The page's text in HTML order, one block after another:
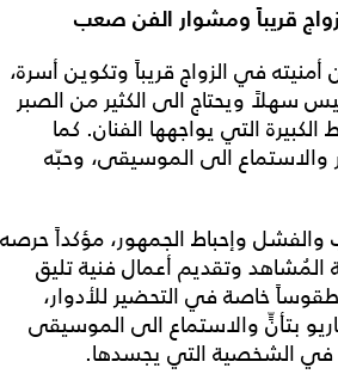
قريباً ومشوار الفن صعب
في الزواج قريباً وتكوين أسرة،
سهلاً ويحتاج الى الكثير من الصبر
التي يواجهها الفنان. كما
الى الموسيقى، وحبّه
وإحباط الجمهور، مؤكداً حرصه
المُشاهد وتقديم أعمال فنية تليق
خاصة في التحضير للأدوار،
بتأنٍّ والاستماع الى الموسيقى
في الشخصية التي يجسدها.